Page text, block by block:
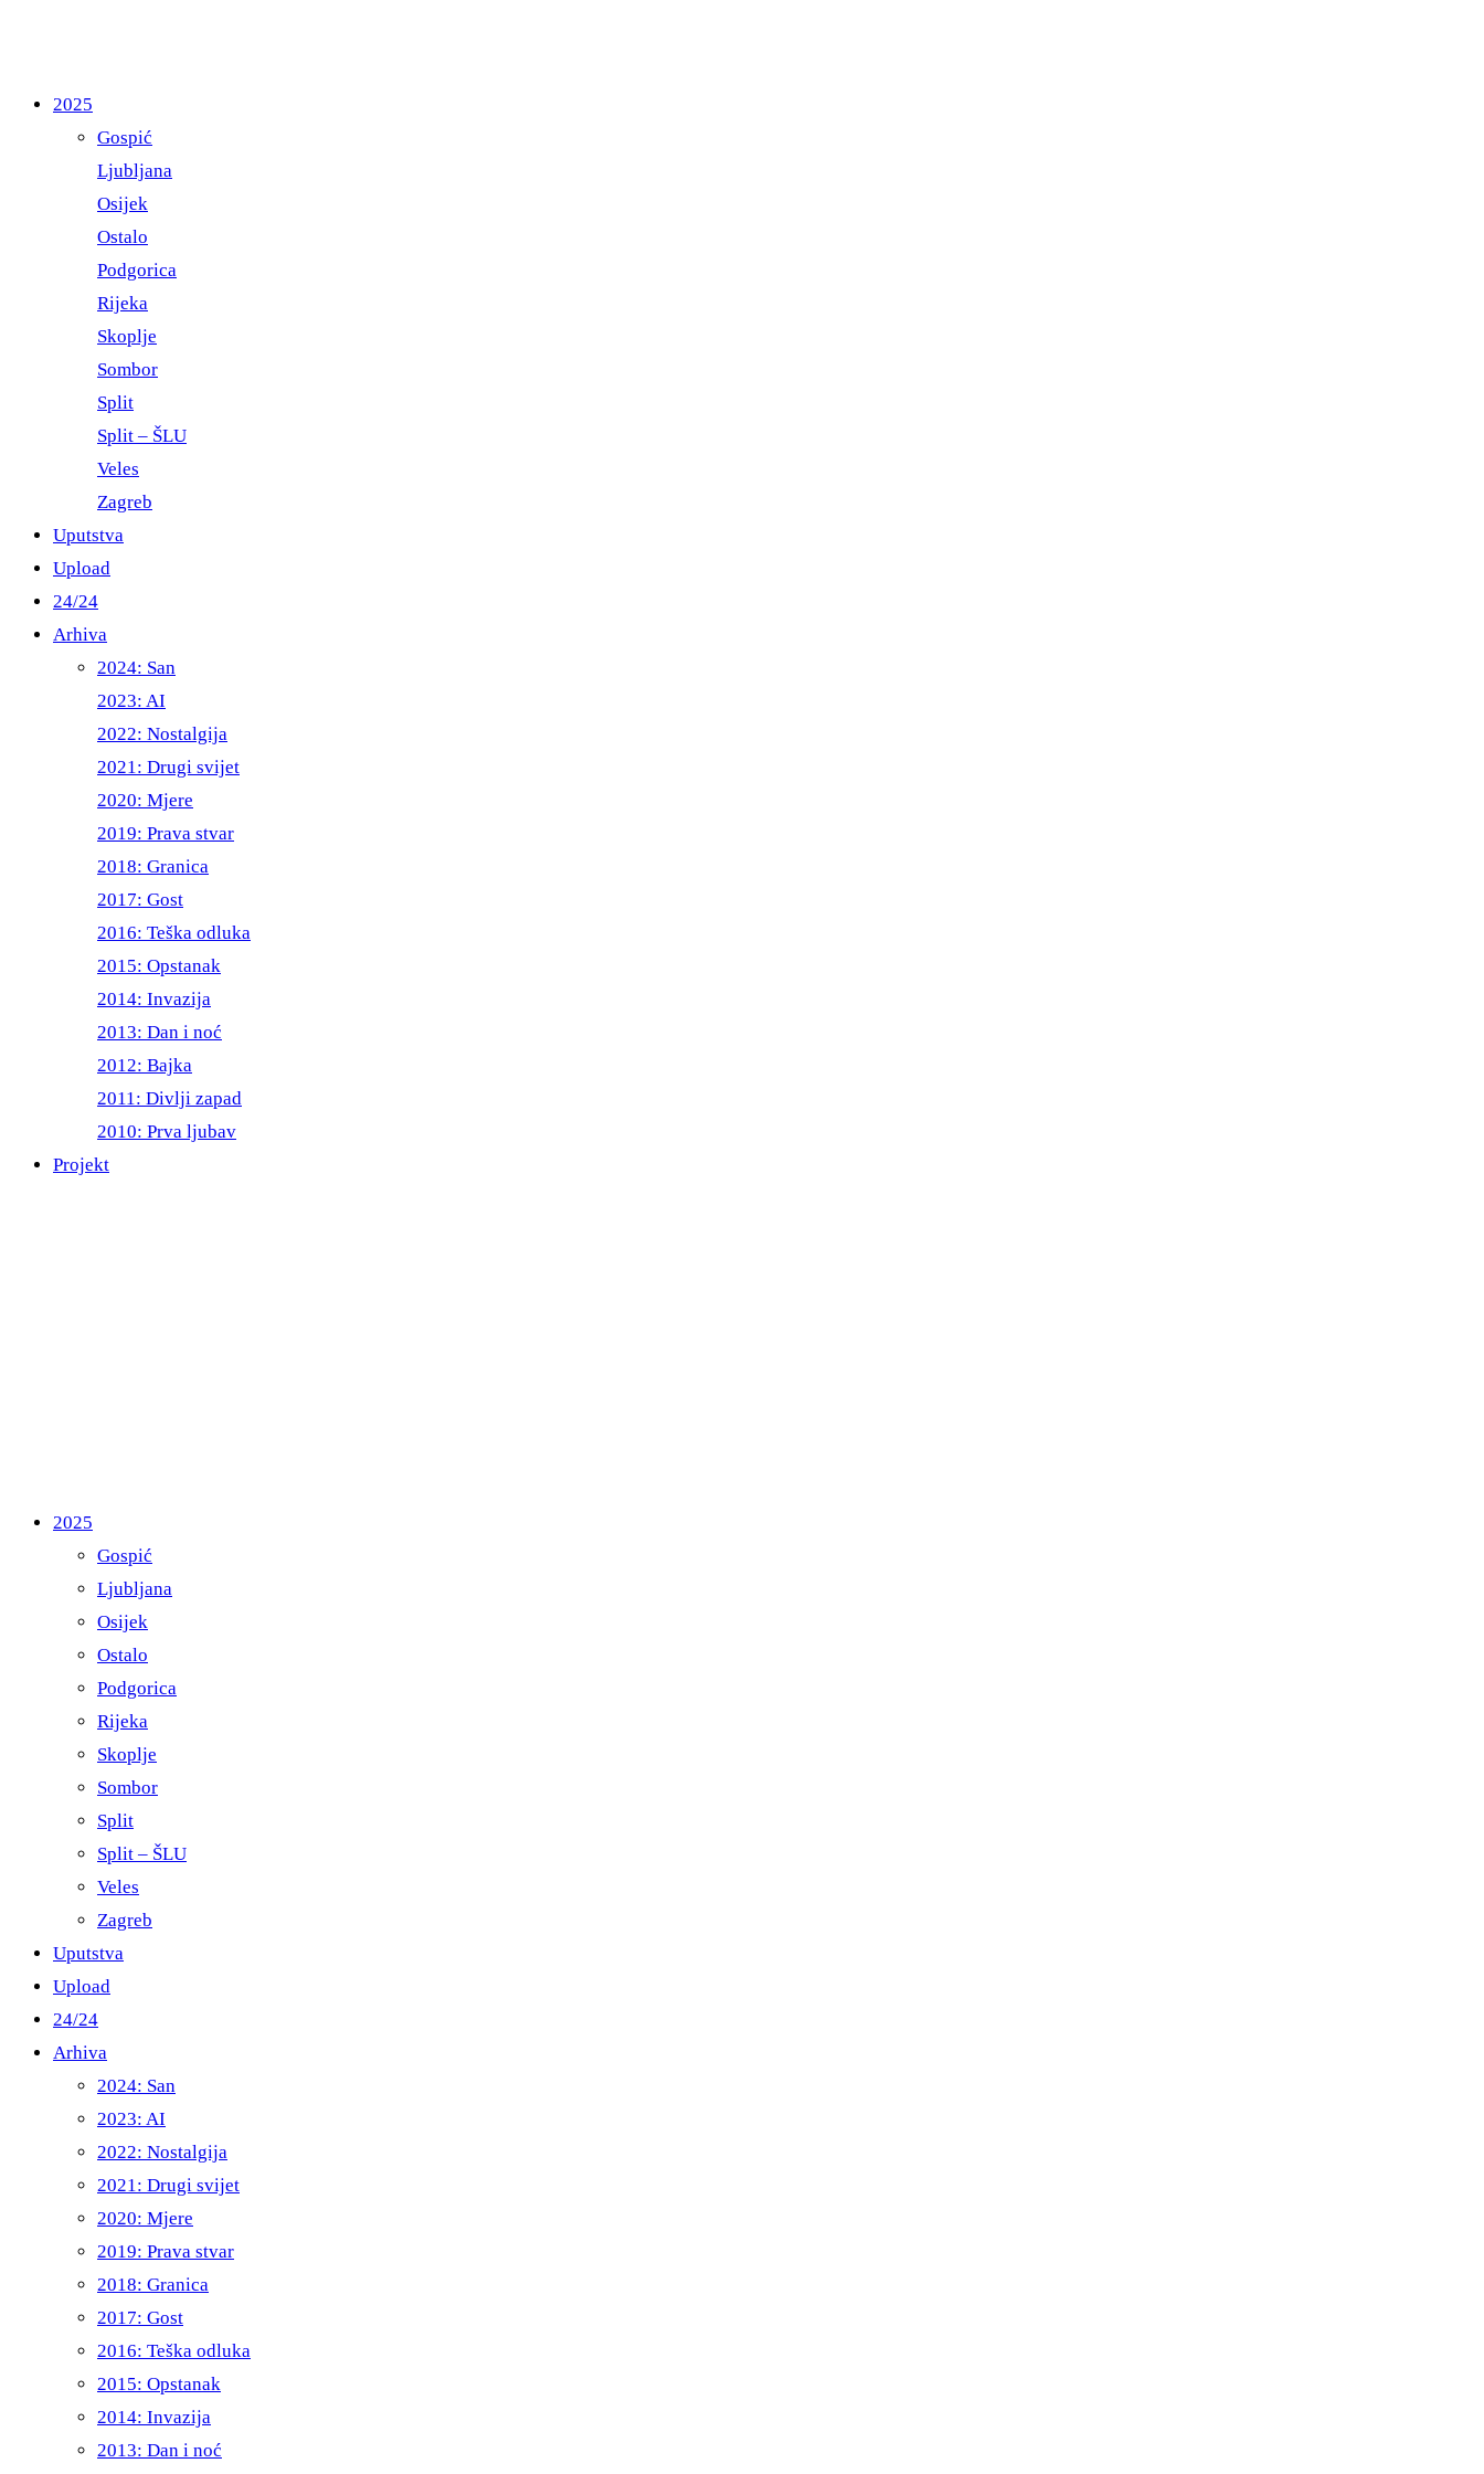
2025
Gospić
Ljubljana
Osijek
Ostalo
Podgorica
Rijeka
Skoplje
Sombor
Split
Split – ŠLU
Veles
Zagreb
Uputstva
Upload
24/24
Arhiva
2024: San
2023: AI
2022: Nostalgija
2021: Drugi svijet
2020: Mjere
2019: Prava stvar
2018: Granica
2017: Gost
2016: Teška odluka
2015: Opstanak
2014: Invazija
2013: Dan i noć
2012: Bajka
2011: Divlji zapad
2010: Prva ljubav
Projekt
2025
Gospić
Ljubljana
Osijek
Ostalo
Podgorica
Rijeka
Skoplje
Sombor
Split
Split – ŠLU
Veles
Zagreb
Uputstva
Upload
24/24
Arhiva
2024: San
2023: AI
2022: Nostalgija
2021: Drugi svijet
2020: Mjere
2019: Prava stvar
2018: Granica
2017: Gost
2016: Teška odluka
2015: Opstanak
2014: Invazija
2013: Dan i noć